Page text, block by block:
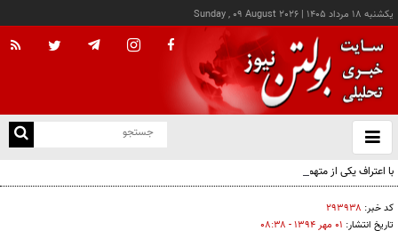
يکشنبه ۱۸ مرداد ۱۴۰۵ |
Sunday , 09 August 2026
باز
و
با اعتراف یکی از متهمان، ابعاد تازه‌ای از پرونده ربایش و قتل حمیدرضا رجب‌زاده آشکار شد
کد خبر: ۲۹۳۹۳۸
تاریخ انتشار: ۰۱ مهر ۱۳۹۴ - ۰۸:۳۸